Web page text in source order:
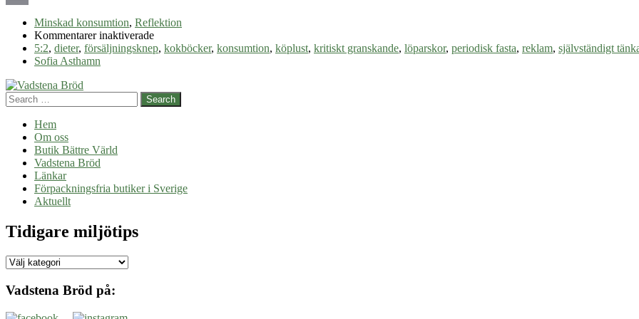
Minskad konsumtion, Reflektion
Kommentarer inaktiveradeför
Onödig
dig
5:2, dieter, försäljningsknep, kokböcker, konsumtion, köplust, kritiskt granskande, löparskor, periodisk fasta, reklam, självständigt
Sofia Asthamn
Search
Hem
Om oss
Butik Bättre Värld
Vadstena Bröd
Länkar
Förpackningsfria butiker i Sverige
Aktuellt
Tidigare miljötips
Tidigare
Vadstena Bröd på: